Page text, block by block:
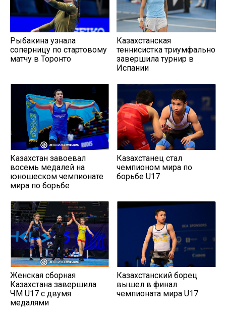
Рыбакина узнала
соперницу по стартовому
матчу в Торонто
Казахстанская
теннисистка триумфально
завершила турнир в
Испании
Казахстан завоевал
восемь медалей на
юношеском чемпионате
мира по борьбе
Казахстанец стал
чемпионом мира по
борьбе U17
Женская сборная
Казахстана завершила
ЧМ U17 с двумя
медалями
Казахстанский борец
вышел в финал
чемпионата мира U17